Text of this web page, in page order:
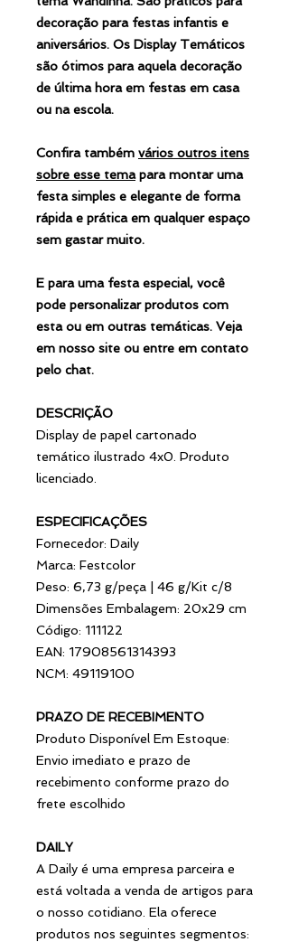
decoração para festas infantis e
aniversários. Os Display Temáticos
são ótimos para aquela decoração
de última hora em festas em casa
ou na escola.
Confira também vários outros itens
sobre esse temapara montar uma
festa simples e elegante de forma
rápida e prática em qualquer espaço
sem gastar muito.
E para uma festa especial, você
pode personalizar produtos com
esta ou em outras temáticas. Veja
em nosso site ou entre em contato
pelo chat.
DESCRIÇÃO
Display de papel cartonado
temático ilustrado 4x0. Produto
licenciado.
ESPECIFICAÇÕES
Fornecedor: Daily
Marca: Festcolor
Peso: 6,73 g/peça | 46 g/Kit c/8
Dimensões Embalagem: 20x29 cm
Código: 111122
EAN: 17908561314393
NCM: 49119100
PRAZO DE RECEBIMENTO
Produto Disponível Em Estoque:
Envio imediato e prazo de
recebimento conforme prazo do
frete escolhido
DAILY
A Daily é uma empresa parceira e
está voltada a venda de artigos para
o nosso cotidiano. Ela oferece
produtos nos seguintes segmentos: